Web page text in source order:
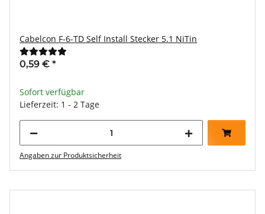
Cabelcon F-6-TD Self Install Stecker 5.1 NiTin
0,59 € *
Sofort verfügbar
Lieferzeit: 1 - 2 Tage
Angaben zur Produktsicherheit